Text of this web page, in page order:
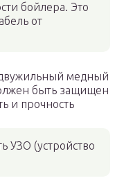
бойлера. Это
от
медный
быть защищен
и прочность
УЗО (устройство